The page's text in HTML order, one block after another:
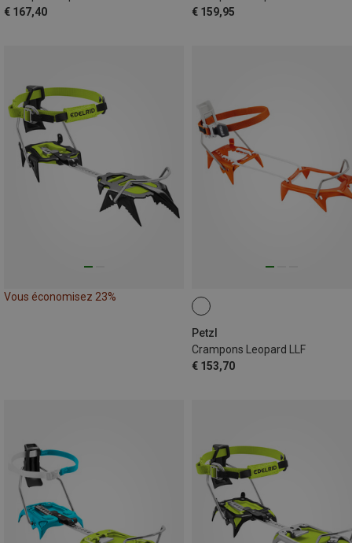
€ 167,40
€ 159,95
Vous économisez 23%
Petzl
Crampons Leopard LLF
€ 153,70